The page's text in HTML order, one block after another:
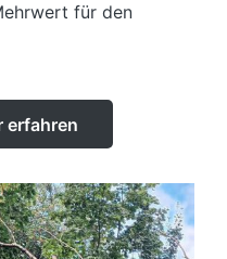
für den
erfahren